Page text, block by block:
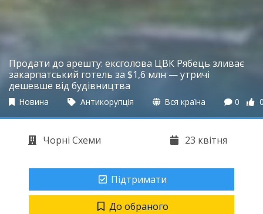
Продати до арешту: ексголова ЦВК Рябець зливає
закарпатський готель за $1,6 млн — утричі
дешевше від будівництва
Новина Антикорупція Вся країна 0
Чорні Схеми 23 квітня
Підтримати
До обраного